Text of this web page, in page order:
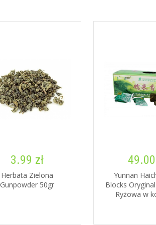
3.99 zł
Herbata Zielona
Gunpowder 50gr
Yunnan
Blocks
Ryżowa w